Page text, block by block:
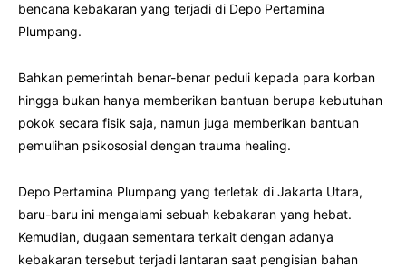
bencana kebakaran yang terjadi di Depo Pertamina
Plumpang.
Bahkan pemerintah benar-benar peduli kepada para korban
hingga bukan hanya memberikan bantuan berupa kebutuhan
pokok secara fisik saja, namun juga memberikan bantuan
pemulihan psikososial dengan trauma healing.
Depo Pertamina Plumpang yang terletak di Jakarta Utara,
baru-baru ini mengalami sebuah kebakaran yang hebat.
Kemudian, dugaan sementara terkait dengan adanya
kebakaran tersebut terjadi lantaran saat pengisian bahan